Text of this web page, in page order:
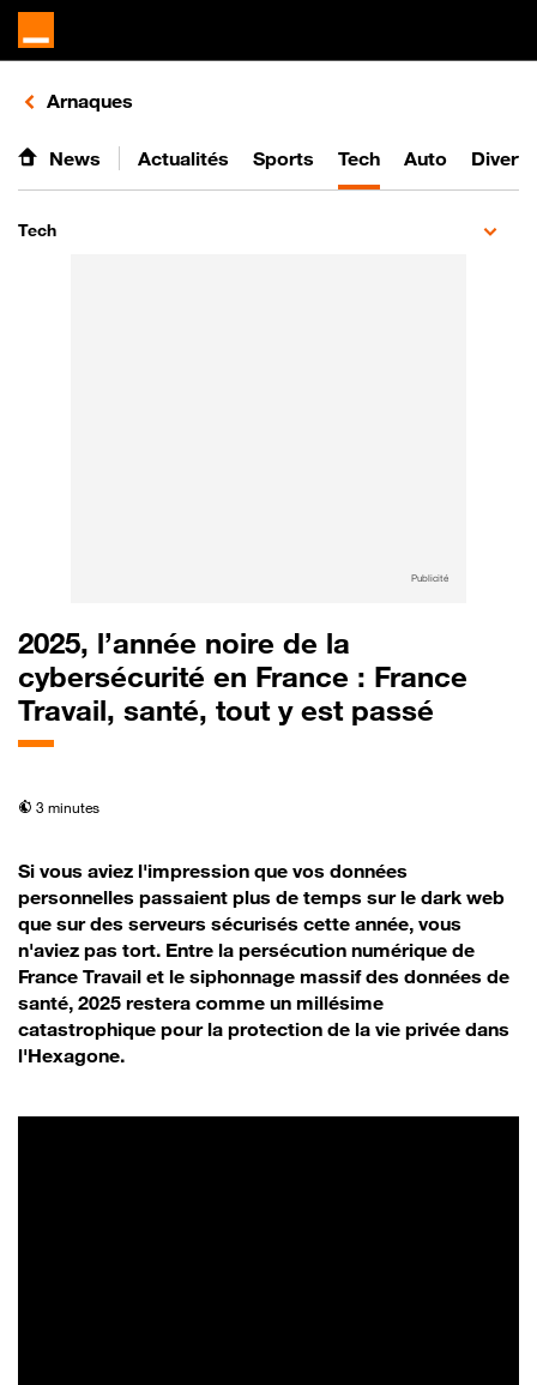
Retours vers le listing d'articles de la catégorie
Arnaques
News Actualités Sports Tech Auto
Tech
Publicité
2025, l’année noire de la
cybersécurité en France : France
Travail, santé, tout y est passé
temps de lecture
3 minutes
Si vous aviez l'impression que vos données
personnelles passaient plus de temps sur le dark web
que sur des serveurs sécurisés cette année, vous
n'aviez pas tort. Entre la persécution numérique de
France Travail et le siphonnage massif des données de
santé, 2025 restera comme un millésime
catastrophique pour la protection de la vie privée dans
l'Hexagone.